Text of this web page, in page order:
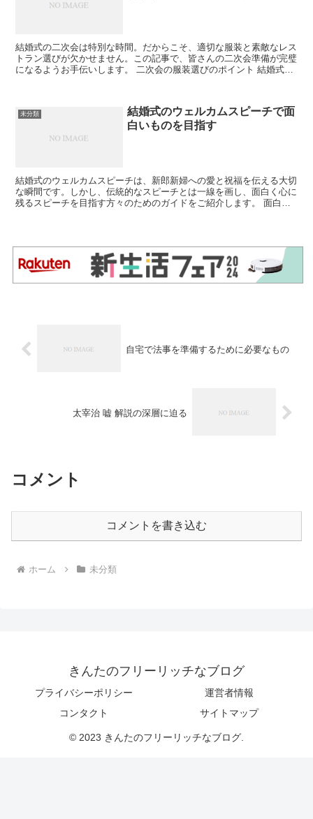
結婚式の二次会は特別な時間。だからこそ、適切な服装と素敵なレス
トラン選びが欠かせません。この記事で、皆さんの二次会準備が完璧
になるようお手伝いします。 二次会の服装選びのポイント 結婚式の
未分類
結婚式のウェルカムスピーチで面
白いものを目指す
結婚式のウェルカムスピーチは、新郎新婦への愛と祝福を伝える大切
な瞬間です。しかし、伝統的なスピーチとは一線を画し、面白く心に
残るスピーチを目指す方々のためのガイドをご紹介します。 面白い
自宅で法事を準備するために必要なもの
太宰治 嘘 解説の深層に迫る
コメント
コメントを書き込む
ホーム 未分類
きんたのフリーリッチなブログ
プライバシーポリシー
運営者情報
コンタクト
サイトマップ
© 2023 きんたのフリーリッチなブログ.